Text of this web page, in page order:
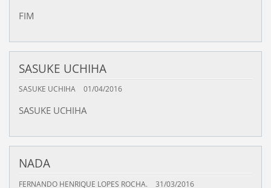
FIM
SASUKE UCHIHA
SASUKE UCHIHA 01/04/2016
SASUKE UCHIHA
NADA
FERNANDO HENRIQUE LOPES ROCHA. 31/03/2016